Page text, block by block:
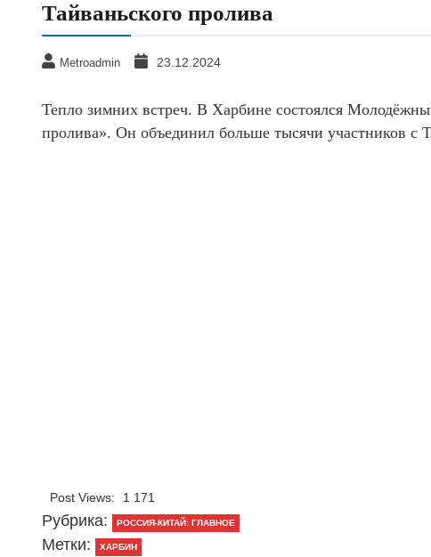
Тайваньского пролива
Metroadmin 23.12.2024
Тепло зимних встреч. В Харбине состоялся
пролива». Он объединил больше тысячи участников с
Post Views: 1 171
Рубрика: РОССИЯ-КИТАЙ: ГЛАВНОЕ
Метки: ХАРБИН